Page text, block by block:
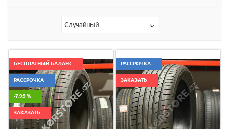
Случайный
БЕСПЛАТНЫЙ БАЛАНС
РАССРОЧКА
-7.95 %
ЗАКАЗАТЬ
РАССРОЧКА
ЗАКАЗАТЬ